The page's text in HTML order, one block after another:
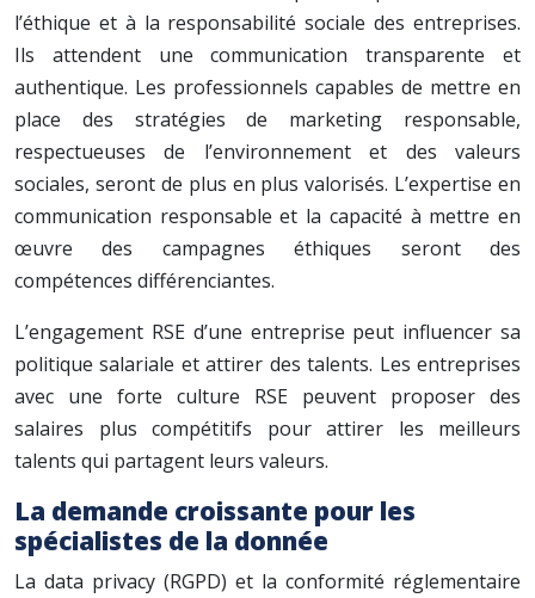
l’éthique et à la responsabilité sociale des entreprises.
Ils attendent une communication transparente et
authentique. Les professionnels capables de mettre en
place des stratégies de marketing responsable,
respectueuses de l’environnement et des valeurs
sociales, seront de plus en plus valorisés. L’expertise en
communication responsable et la capacité à mettre en
œuvre des campagnes éthiques seront des
compétences différenciantes.
L’engagement RSE d’une entreprise peut influencer sa
politique salariale et attirer des talents. Les entreprises
avec une forte culture RSE peuvent proposer des
salaires plus compétitifs pour attirer les meilleurs
talents qui partagent leurs valeurs.
La demande croissante pour les
spécialistes de la donnée
La data privacy (RGPD) et la conformité réglementaire